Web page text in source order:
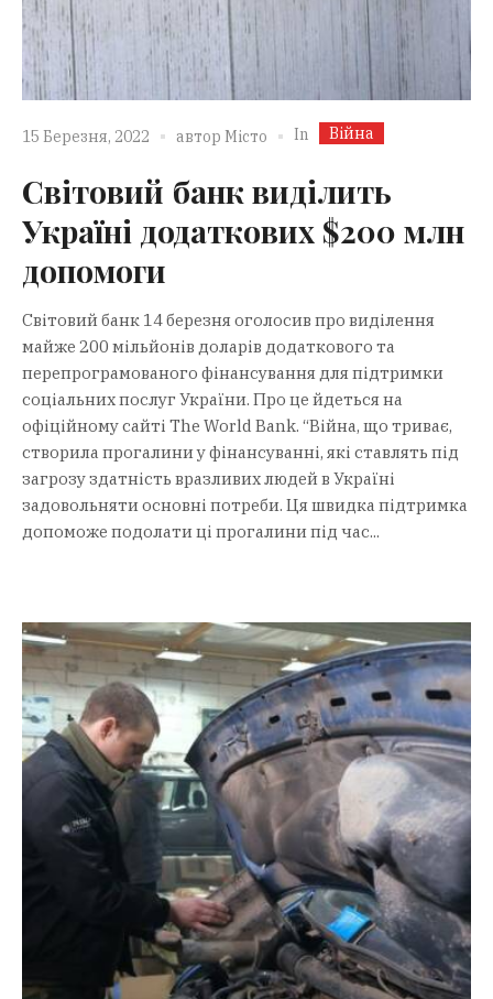
15 Березня, 2022 автор Місто In Війна
Світовий банк виділить
Україні додаткових $200 млн
допомоги
Світовий банк 14 березня оголосив про виділення
майже 200 мільйонів доларів додаткового та
перепрограмованого фінансування для підтримки
соціальних послуг України. Про це йдеться на
офіційному сайті The World Bank. “Війна, що триває,
створила прогалини у фінансуванні, які ставлять під
загрозу здатність вразливих людей в Україні
задовольняти основні потреби. Ця швидка підтримка
допоможе подолати ці прогалини під час...